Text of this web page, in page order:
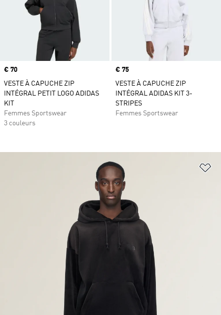
Prix
€ 70
VESTE À CAPUCHE ZIP
INTÉGRAL PETIT LOGO ADIDAS
KIT
Femmes Sportswear
3 couleurs
Prix
€ 75
VESTE À CAPUCHE ZIP
INTÉGRAL ADIDAS KIT 3-
STRIPES
Femmes Sportswear